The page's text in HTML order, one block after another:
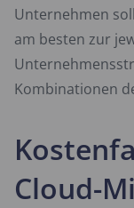
Unternehmen
am besten zur
Kombinationen
Cloud-